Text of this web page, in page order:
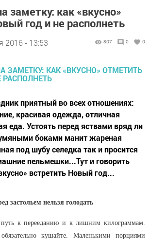
заметку: как «вкусно»
год и не располнеть
2016 - 13:53 807 0 0
приятный во всех отношениях:
красивая одежда, отличная
еда. Устоять перед яствами вряд ли
боками манит жареная
под шубу селедка так и просится
пельмешки...Тут и говорить
встретить Новый год...
застольем нельзя голодать
к перееданию и к лишним килограммам.
кушайте. Маленькими порциями